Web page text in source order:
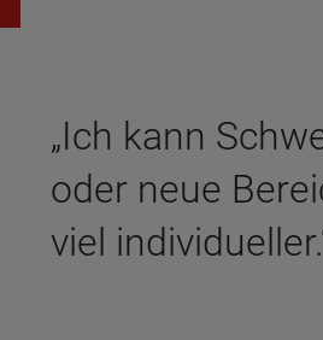
„Ich kann
oder neue
viel